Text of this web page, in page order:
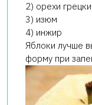
2) орехи
3) изюм
4) инжир
Яблоки лучше
форму при